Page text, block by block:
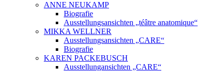
ANNE NEUKAMP
Biografie
Ausstellungsansichten „téâtre anatomique“
MIKKA WELLNER
Ausstellungsansichten „CARE“
Biografie
KAREN PACKEBUSCH
Ausstellungansichten „CARE“